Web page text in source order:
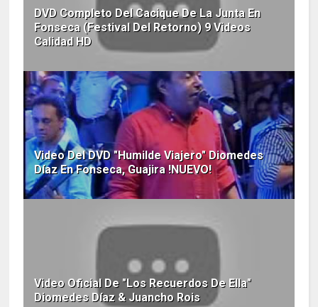
DVD Completo Del Cacique De La Junta En
Fonseca (Festival Del Retorno) 9 Videos
Calidad HD
Video Del DVD "Humilde Viajero" Diomedes
Díaz En Fonseca, Guajira !NUEVO!
Video Oficial De "Los Recuerdos De Ella"
Diomedes Díaz & Juancho Rois